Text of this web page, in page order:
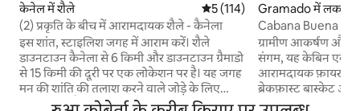
केनेल में शैले औसत रेटिंग 5 में से 5, 114 समीक्षाएँ
5 (114)
(2) प्रकृति के बीच में आरामदायक शैले - कैनेला
इस शांत, स्टाइलिश जगह में आराम करें। शैले
डाउनटाउन कैनेला से 6 किमी और डाउनटाउन ग्रैमाडो
से 15 किमी की दूरी पर एक लोकेशन पर है। यह जगह
मन की शांति की तलाश करने वाले जोड़े के लिए
एकदम सही है। इसमें एयर कंडीशनिंग (हीटिंग और
Gramado में लकड़ी
Cabana Buena Vista
ग्रामीण आकर्षण और
संगम, यह केबिन एक
आरामदायक
ब्रेकफ़ास्ट बास्केट और
जो आपकी यादों में